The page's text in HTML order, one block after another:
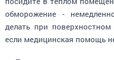
обморожение -
делать при
если медицинская помощь